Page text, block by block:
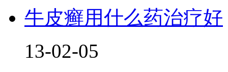
牛皮癣用什么药治疗好
13-02-05